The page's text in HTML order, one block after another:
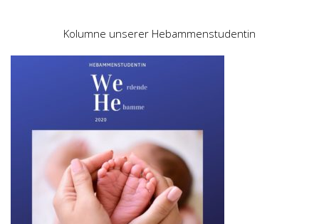
Kolumne unserer Hebammenstudentin